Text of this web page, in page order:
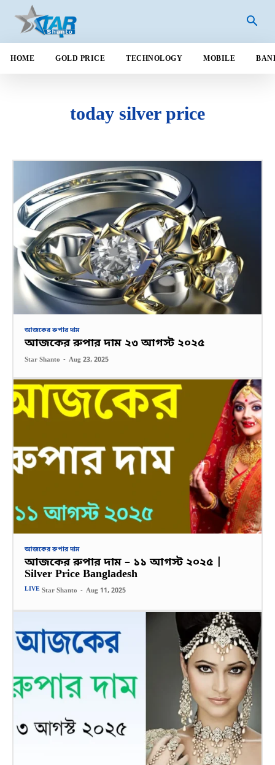
HOME GOLD PRICE TECHNOLOGY MOBILE
today silver price
আজকের রুপার দাম
আজকের রুপার দাম ২৩ আগস্ট ২০২৫
Star Shanto - Aug 23, 2025
আজকের রুপার দাম
আজকের রুপার দাম – ১১ আগস্ট ২০২৫ |
Silver Price Bangladesh
LIVE Star Shanto - Aug 11, 2025